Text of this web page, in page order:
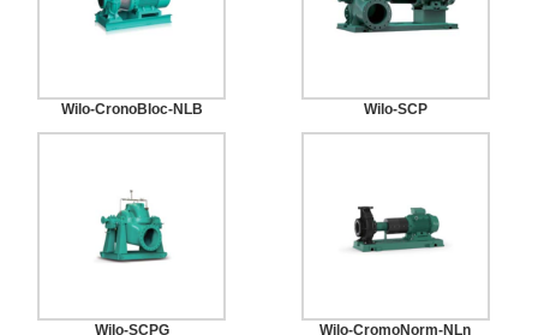
Wilo-CronoBloc-NLB Wilo-SCP
Wilo-SCPG Wilo-CromoNorm-NLn